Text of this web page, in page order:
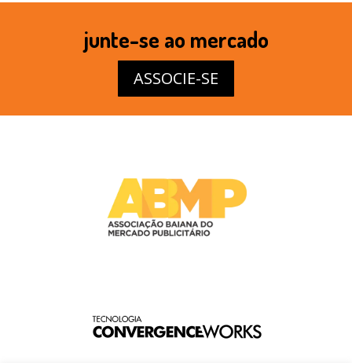
junte-se ao mercado
ASSOCIE-SE